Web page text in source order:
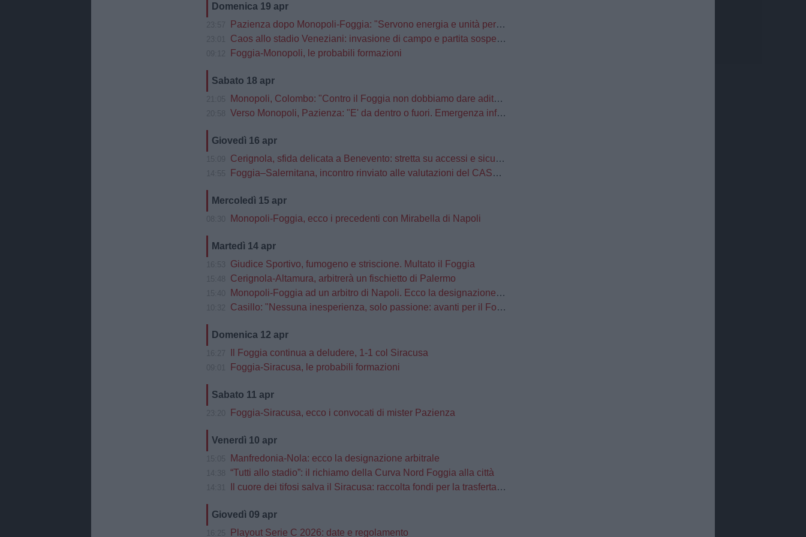
Domenica 19 apr
Pazienza dopo Monopoli-Foggia: "Servono energia e unità per l’ultima gara"
Caos allo stadio Veneziani: invasione di campo e partita sospesa tra Monopoli e Foggia
Foggia-Monopoli, le probabili formazioni
Sabato 18 apr
Monopoli, Colombo: "Contro il Foggia non dobbiamo dare adito a pensieri o a retropensieri"
Verso Monopoli, Pazienza: "E' da dentro o fuori. Emergenza infortuni e scelte obbligate"
Giovedì 16 apr
Cerignola, sfida delicata a Benevento: stretta su accessi e sicurezza
Foggia–Salernitana, incontro rinviato alle valutazioni del CASMS: stop alla vendita dei biglietti
Mercoledì 15 apr
Monopoli-Foggia, ecco i precedenti con Mirabella di Napoli
Martedì 14 apr
Giudice Sportivo, fumogeno e striscione. Multato il Foggia
Cerignola-Altamura, arbitrerà un fischietto di Palermo
Monopoli-Foggia ad un arbitro di Napoli. Ecco la designazione completa
Casillo: "Nessuna inesperienza, solo passione: avanti per il Foggia"
Domenica 12 apr
Il Foggia continua a deludere, 1-1 col Siracusa
Foggia-Siracusa, le probabili formazioni
Sabato 11 apr
Foggia-Siracusa, ecco i convocati di mister Pazienza
Venerdì 10 apr
Manfredonia-Nola: ecco la designazione arbitrale
“Tutti allo stadio”: il richiamo della Curva Nord Foggia alla città
Il cuore dei tifosi salva il Siracusa: raccolta fondi per la trasferta di Foggia
Giovedì 09 apr
Playout Serie C 2026: date e regolamento